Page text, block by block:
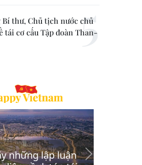
Bí thư, Chủ tịch nước chủ
tái cơ cấu Tập đoàn Than-